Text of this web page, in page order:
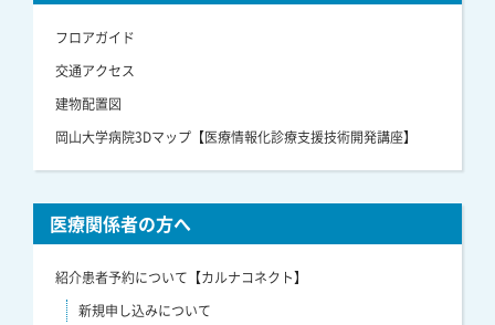
フロアガイド
交通アクセス
建物配置図
岡山大学病院3Dマップ【医療情報化診療支援技術開発講座】
医療関係者の方へ
紹介患者予約について【カルナコネクト】
新規申し込みについて